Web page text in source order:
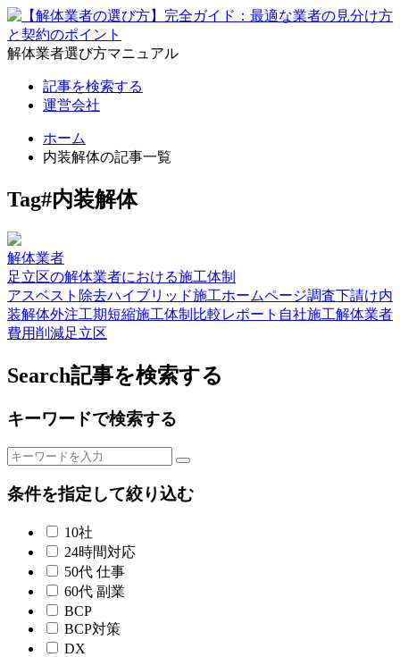
解体業者選び方マニュアル
記事を検索する
運営会社
ホーム
内装解体の記事一覧
Tag#内装解体
解体業者
足立区の解体業者における施工体制
アスベスト除去ハイブリッド施工ホームページ調査下請け内
装解体外注工期短縮施工体制 比較レポート 自社施工解体業者
費用削減足立区
Search記事を検索する
キーワードで検索する
条件を指定して絞り込む
10社
24時間対応
50代 仕事
60代 副業
BCP
BCP対策
DX